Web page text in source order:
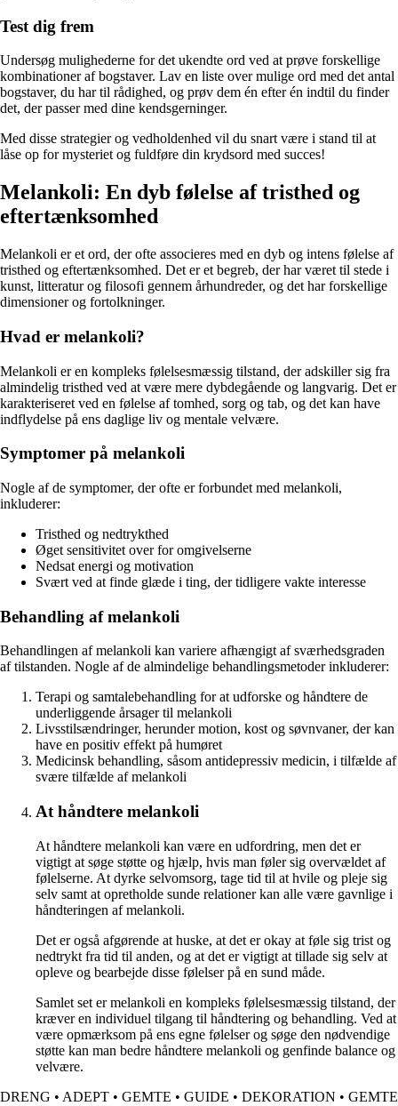
Test dig frem
Undersøg mulighederne for det ukendte ord ved at prøve forskellige
kombinationer af bogstaver. Lav en liste over mulige ord med det antal
bogstaver, du har til rådighed, og prøv dem én efter én indtil du finder
det, der passer med dine kendsgerninger.
Med disse strategier og vedholdenhed vil du snart være i stand til at
låse op for mysteriet og fuldføre din krydsord med succes!
Melankoli: En dyb følelse af tristhed og
eftertænksomhed
Melankoli er et ord, der ofte associeres med en dyb og intens følelse af
tristhed og eftertænksomhed. Det er et begreb, der har været til stede i
kunst, litteratur og filosofi gennem århundreder, og det har forskellige
dimensioner og fortolkninger.
Hvad er melankoli?
Melankoli er en kompleks følelsesmæssig tilstand, der adskiller sig fra
almindelig tristhed ved at være mere dybdegående og langvarig. Det er
karakteriseret ved en følelse af tomhed, sorg og tab, og det kan have
indflydelse på ens daglige liv og mentale velvære.
Symptomer på melankoli
Nogle af de symptomer, der ofte er forbundet med melankoli,
inkluderer:
Tristhed og nedtrykthed
Øget sensitivitet over for omgivelserne
Nedsat energi og motivation
Svært ved at finde glæde i ting, der tidligere vakte interesse
Behandling af melankoli
Behandlingen af melankoli kan variere afhængigt af sværhedsgraden
af tilstanden. Nogle af de almindelige behandlingsmetoder inkluderer:
Terapi og samtalebehandling for at udforske og håndtere de
underliggende årsager til melankoli
Livsstilsændringer, herunder motion, kost og søvnvaner, der kan
have en positiv effekt på humøret
Medicinsk behandling, såsom antidepressiv medicin, i tilfælde af
svære tilfælde af melankoli
At håndtere melankoli
At håndtere melankoli kan være en udfordring, men det er
vigtigt at søge støtte og hjælp, hvis man føler sig overvældet af
følelserne. At dyrke selvomsorg, tage tid til at hvile og pleje sig
selv samt at opretholde sunde relationer kan alle være gavnlige i
håndteringen af melankoli.
Det er også afgørende at huske, at det er okay at føle sig trist og
nedtrykt fra tid til anden, og at det er vigtigt at tillade sig selv at
opleve og bearbejde disse følelser på en sund måde.
Samlet set er melankoli en kompleks følelsesmæssig tilstand, der
kræver en individuel tilgang til håndtering og behandling. Ved at
være opmærksom på ens egne følelser og søge den nødvendige
støtte kan man bedre håndtere melankoli og genfinde balance og
velvære.
DRENG • ADEPT • GEMTE • GUIDE • DEKORATION • GEMTE